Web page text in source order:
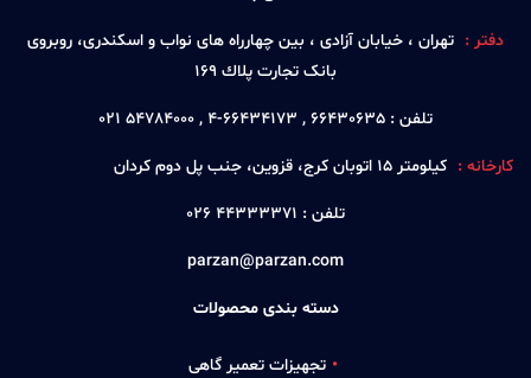
دفتر : تهران ، خيابان آزادی ، بين چهارراه های نواب و اسكندری، روبروی
بانک تجارت پلاك 169
تلفن : 66430635 , 66434173-4 , 54784000 021
کارخانه : كيلومتر 15 اتوبان كرج، قزوين، جنب پل دوم كردان
تلفن : 44333371 026
parzan@parzan.com
دسته بندی محصولات
تجهیزات تعمیر گاهی